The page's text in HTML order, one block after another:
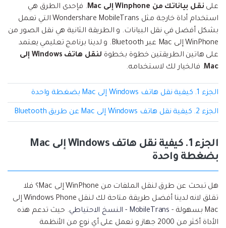
إصلاح الفيديو
نقل WhatsApp
تحديث iOS
تعقب الموقع
نقل بيانات WhatsApp و WhatsApp Business بدون
إعادة ضبط المصنع.
MobileTrans App
Status Saver for WhatsApp
حفاظ الحالة ، وقراءة الدردشات المحذوفة، واستخدام
على نقل بياناتك من Winphone إلى Mac
. فإحدى الطرق هي
استخدام أداة خارجة مثل Wondershare MobileTrans التي تعمل
بشكل أفضل في نقل البيانات. و الطريقة الثانية هي نقل الصور من
WinPhone إلى Mac عبر Bluetooth. و لدينا برنامج تعليمي يعتمد
على هاتين الطريقتين خطوة بخطوة
لنقل هاتف Windows إلى
Mac. فالخيار لك لاستخدامه.
الجزء 1. كيفية نقل هاتف Windows إلى Mac بضغطة واحدة
الجزء 2. كيفية نقل هاتف Windows إلى Mac عن طريق Bluetooth
الجزء 1. كيفية نقل هاتف Windows إلى Mac
بضغطة واحدة
هل تبحث عن طرق لنقل الملفات من WinPhone إلى Mac؟ فلا
تقلق لانه لدينا أفضل طريقة متاحة لك لنقل Windows Phone إلى
Mac بسهولة -
MobileTrans - النسخ الاحتياطي
. حيث تدعم هذه
الأداة أكثر من 2000 جهاز و تعمل على أي نوع من الأنظمة